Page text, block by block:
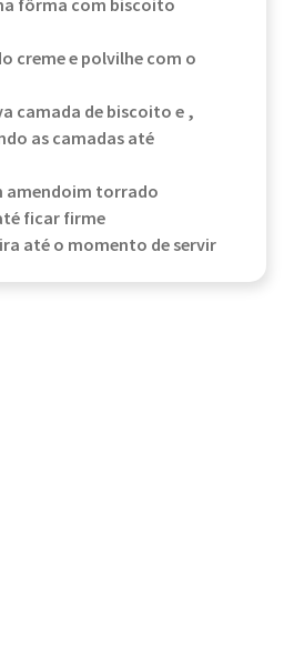
fôrma com biscoito
creme e polvilhe com o
camada de biscoito e ,
as camadas até
amendoim torrado
ficar firme
até o momento de servir